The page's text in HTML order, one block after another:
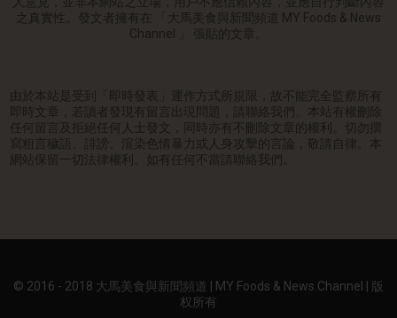
之真實性。發文者擁有在 「大馬美食與新聞頻道 MY Foods & News
Channel 」 張貼的文章。
由於本站是受到「即時發表」運作方式所規限，故不能完全監察所有
即時文章，若讀者發現有留言出現問題，請聯絡我們。本站有權刪除
任何留言及拒絕任何人士發文，同時亦有不刪除文章的權利。切勿撰
寫粗言穢語、誹謗、渲染色情暴力或人身攻擊的言論，敬請自律。本
網站保留一切法律權利。如有任何不當請聯絡我們。
© 2016 - 2018 大馬美食與新聞頻道 | MY Foods & News Channel | 版
权所有